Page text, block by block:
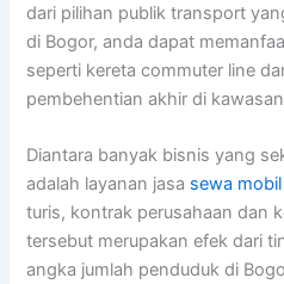
dari pilihan publik transport
di Bogor, anda dapat
seperti kereta commuter line
pembehentian akhir di
Diantara banyak bisnis yang
adalah layanan jasa sewa
turis, kontrak perusahaan dan
tersebut merupakan efek dari
angka jumlah penduduk di